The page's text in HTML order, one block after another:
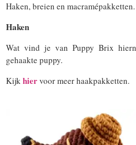
Haken, breien en macramépakketten.
Haken
Wat vind je van Puppy Brix
gehaakte puppy.
Kijkhiervoor meer haakpakketten.